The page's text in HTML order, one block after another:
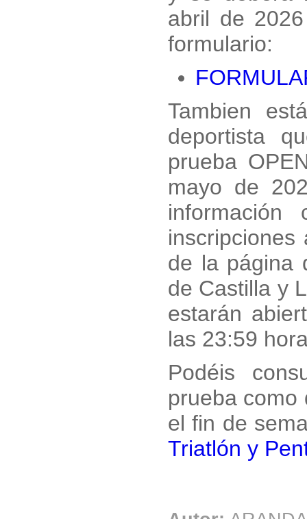
abril de
formulario:
Tambien
deportista
prueba
mayo de
de la página
de Castilla y
estarán
las 23:59
Podéis
prueba como
el fin de
Triatlón y